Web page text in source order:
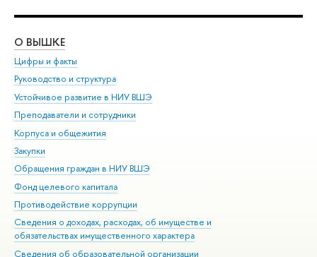
О ВЫШКЕ
Цифры и факты
Руководство и структура
Устойчивое развитие в НИУ ВШЭ
Преподаватели и сотрудники
Корпуса и общежития
Закупки
Обращения граждан в НИУ ВШЭ
Фонд целевого капитала
Противодействие коррупции
Сведения о доходах, расходах, об имуществе и
обязательствах имущественного характера
Сведения об образовательной организации